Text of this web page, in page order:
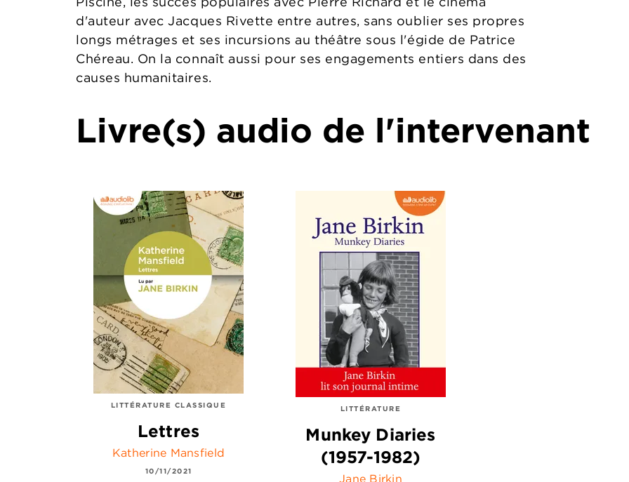
d'auteur avec Jacques Rivette entre autres, sans oublier ses propres
longs métrages et ses incursions au théâtre sous l'égide de Patrice
Chéreau. On la connaît aussi pour ses engagements entiers dans des
causes humanitaires.
Livre(s) audio de l'intervenant
LITTÉRATURE CLASSIQUE
Lettres
Katherine Mansfield
10/11/2021
LITTÉRATURE
Munkey Diaries
(1957-1982)
Jane Birkin